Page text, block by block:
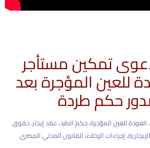
تمكين مستأجر
للعين المؤجرة بعد
حكم طردة
للعين المؤجرة، حكم الطرد، عقد إيجار، حقوق
إجراءات الإخلاء، القانون المدني المصري